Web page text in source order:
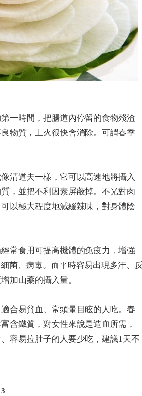
一時間，把腸道內停留的食物殘渣
物質，上火很快會消除。可謂春季
清道夫一樣，它可以高速地將攝入
，並把不利因素屏蔽掉。不光對肉
以極大程度地減緩辣味，對身體陰
常食用可提高機體的免疫力，增強
菌、病毒。而平時容易出現多汗、反
加山藥的攝入量。
合易貧血、常頭暈目眩的人吃。春
含鐵質，對女性來說是造血所需，
容易拉肚子的人要少吃，建議1天不
3